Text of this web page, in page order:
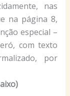
nas
na página 8,
especial –
com texto
por